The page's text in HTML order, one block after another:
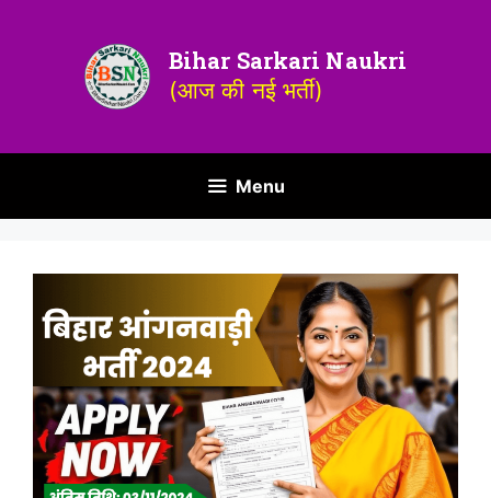
Bihar Sarkari Naukri
(आज की नई भर्ती)
Menu